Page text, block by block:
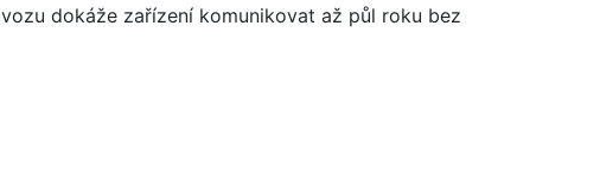
dokáže zařízení komunikovat až půl roku bez